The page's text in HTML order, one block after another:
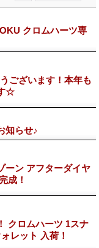
クロムハーツ専
ございます！本年も
☆
知らせ♪
ーン アフターダイヤ
成！
クロムハーツ 1スナ
レット 入荷！